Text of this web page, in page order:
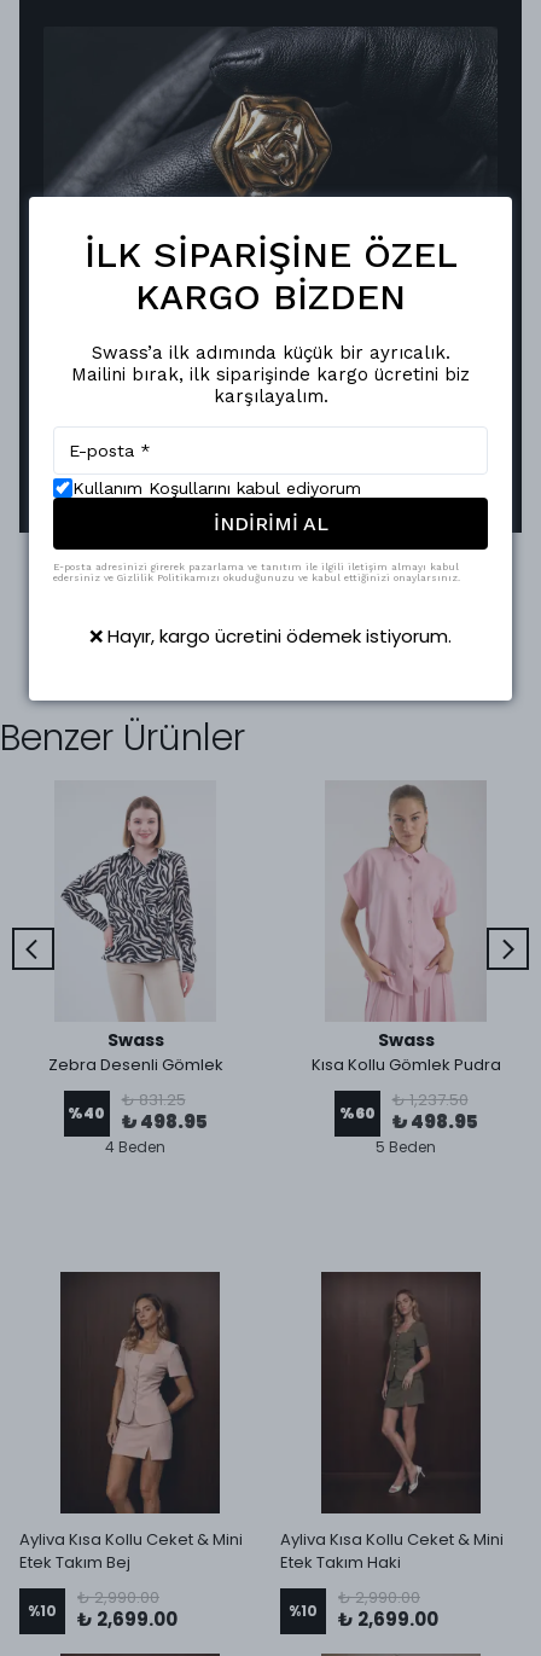
KUSURSUZ YANSIMA, KALICI
Vakum metalizasyon teknolojisiyle hayat bulan
Swass aksesuarları, ayna efektli pürüzsüz
yüzeyiyle ışığı mükemmel şekilde yansıtır.
Oksitlenmeye karşı dirençli yapısı sayesinde,
parlaklığını uzun süreler korur.
Benzer Ürünler
Swass
Zebra Desenli Gömlek
%40
₺ 831.25
₺ 498.95
4 Beden
Swass
Kısa Kollu Gömlek Pudra
%60
₺ 1,237.50
₺ 498.95
5 Beden
Ayliva Kısa Kollu Ceket & Mini
Etek Takım Bej
%10
₺ 2,990.00
₺ 2,699.00
Ayliva Kısa Kollu Ceket & Mini
Etek Takım Haki
%10
₺ 2,990.00
₺ 2,699.00
İLK SİPARİŞİNE ÖZEL
KARGO BİZDEN
Swass’a ilk adımında küçük bir ayrıcalık.
Mailini bırak, ilk siparişinde kargo ücretini biz
karşılayalım.
Kullanım Koşullarını kabul ediyorum
İNDİRİMİ AL
E-posta adresinizi girerek pazarlama ve tanıtım ile ilgili iletişim almayı kabul
edersiniz ve Gizlilik Politikamızı okuduğunuzu ve kabul ettiğinizi onaylarsınız.
❌ Hayır, kargo ücretini ödemek istiyorum.